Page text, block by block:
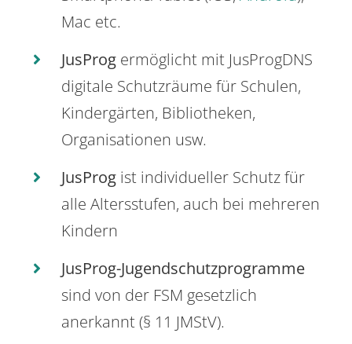
Mac etc.
JusProg ermöglicht mit JusProgDNS
digitale Schutzräume für Schulen,
Kindergärten, Bibliotheken,
Organisationen usw.
JusProg ist individueller Schutz für
alle Altersstufen, auch bei mehreren
Kindern
JusProg-Jugendschutzprogramme
sind von der FSM gesetzlich
anerkannt (§ 11 JMStV).